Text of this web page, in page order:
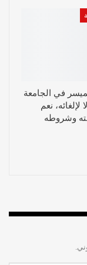
في الجامعة
لإلغائه، نعم
وشروطه